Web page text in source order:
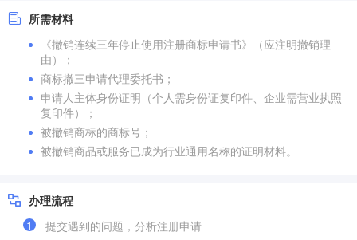
所需材料
《撤销连续三年停止使用注册商标申请书》（应注明撤销理
由）；
商标撤三申请代理委托书；
申请人主体身份证明（个人需身份证复印件、企业需营业执照
复印件）；
被撤销商标的商标号；
被撤销商品或服务已成为行业通用名称的证明材料。
办理流程
1
提交遇到的问题，分析注册申请